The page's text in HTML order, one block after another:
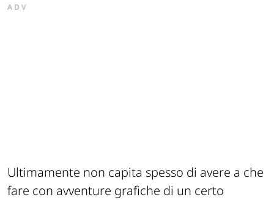
ADV
Ultimamente non capita spesso di avere a che
fare con avventure grafiche di un certo